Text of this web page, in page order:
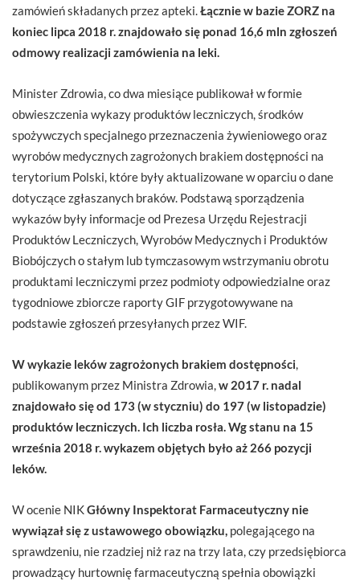
zamówień składanych przez apteki. Łącznie w bazie ZORZ na
koniec lipca 2018 r. znajdowało się ponad 16,6 mln zgłoszeń
odmowy realizacji zamówienia na leki.
Minister Zdrowia, co dwa miesiące publikował w formie
obwieszczenia wykazy produktów leczniczych, środków
spożywczych specjalnego przeznaczenia żywieniowego oraz
wyrobów medycznych zagrożonych brakiem dostępności na
terytorium Polski, które były aktualizowane w oparciu o dane
dotyczące zgłaszanych braków. Podstawą sporządzenia
wykazów były informacje od Prezesa Urzędu Rejestracji
Produktów Leczniczych, Wyrobów Medycznych i Produktów
Biobójczych o stałym lub tymczasowym wstrzymaniu obrotu
produktami leczniczymi przez podmioty odpowiedzialne oraz
tygodniowe zbiorcze raporty GIF przygotowywane na
podstawie zgłoszeń przesyłanych przez WIF.
W wykazie leków zagrożonych brakiem dostępności
publikowanym przez Ministra Zdrowia, w 2017 r. nadal
znajdowało się od 173 (w styczniu) do 197 (w listopadzie)
produktów leczniczych. Ich liczba rosła. Wg stanu na 15
września 2018 r. wykazem objętych było aż 266 pozycji
leków.
W ocenie NIKGłówny Inspektorat Farmaceutyczny nie
wywiązał się z ustawowego obowiązku, polegającego na
sprawdzeniu, nie rzadziej niż raz na trzy lata, czy przedsiębiorca
prowadzący hurtownię farmaceutyczną spełnia obowiązki